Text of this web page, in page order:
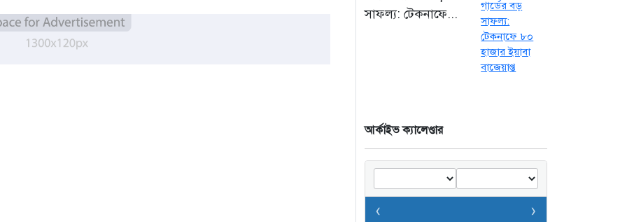
৮ ঘণ্টা আগে
কক্সবাজারের মাতারবাড়ি
বিদ্যুৎ প্রকল্প পরিদর্শনে
সাফল্য: টেকনাফে...
আর্কাইভ ক্যালেণ্ডার
‹ ›